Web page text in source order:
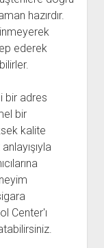
hazırdır.
ederek
bir adres
bir
kalite
Center'ı